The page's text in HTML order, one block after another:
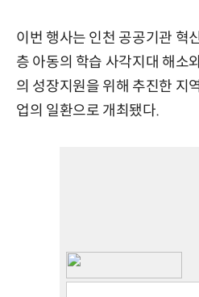
이번 행사는 인천 공공기관 혁
층 아동의 학습 사각지대 해소
의 성장지원을 위해 추진한 지
업의 일환으로 개최됐다.